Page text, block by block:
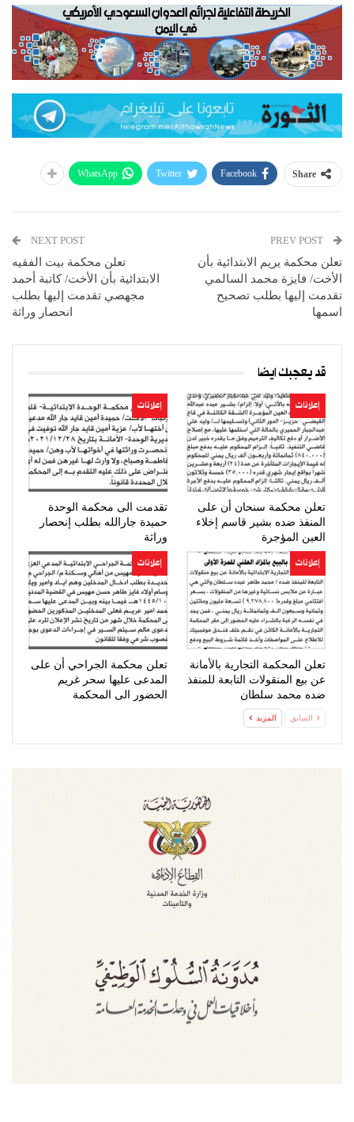
Share
Facebook
Twitter
WhatsApp
تعلن محكمة يريم الابتدائية بأن
الأخت/ فايزة محمد السالمي
تقدمت إليها بطلب تصحيح
اسمها
NEXT POST
تعلن محكمة بيت الفقيه
الابتدائية بأن الأخت/ كاتبة أحمد
مجهصي تقدمت إليها بطلب
انحصار وراثة
قد يعجبك ايضا
إعلانات
تعلن محكمة سنحان أن على
المنفذ ضده بشير قاسم إخلاء
العين المؤجرة
إعلانات
تقدمت الى محكمة الوحدة
حميدة جارالله بطلب إنحصار
وراثة
إعلانات
تعلن المحكمة التجارية بالأمانة
عن بيع المنقولات التابعة للمنفذ
ضده محمد سلطان
إعلانات
تعلن محكمة الجراحي أن على
المدعى عليها سحر غريم
الحضور الى المحكمة
السابق المزيد